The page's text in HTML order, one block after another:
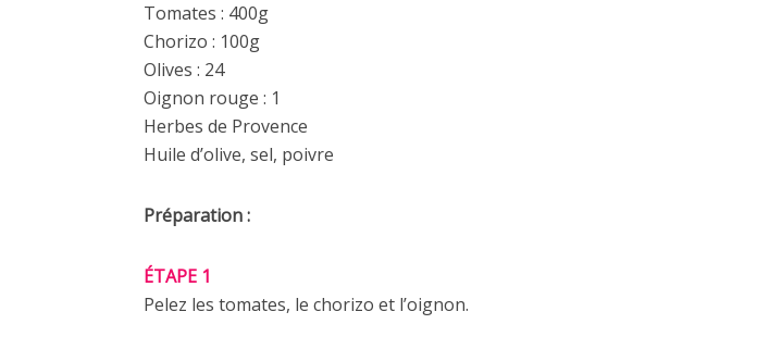
Tomates : 400g
Chorizo : 100g
Olives : 24
Oignon rouge : 1
Herbes de Provence
Huile d’olive, sel, poivre
Préparation :
ÉTAPE 1
Pelez les tomates, le chorizo et l’oignon.